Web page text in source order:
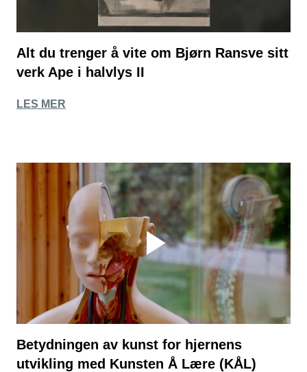
Alt du trenger å vite om Bjørn Ransve sitt
verk Ape i halvlys II
LES MER
Betydningen av kunst for hjernens
utvikling med Kunsten Å Lære (KÅL)